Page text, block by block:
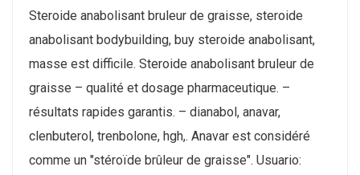
Steroide anabolisant bruleur de graisse, steroide
anabolisant bodybuilding, buy steroide anabolisant,
masse est difficile. Steroide anabolisant bruleur de
graisse – qualité et dosage pharmaceutique. –
résultats rapides garantis. – dianabol, anavar,
clenbuterol, trenbolone, hgh,. Anavar est considéré
comme un "stéroïde brûleur de graisse". Usuario: